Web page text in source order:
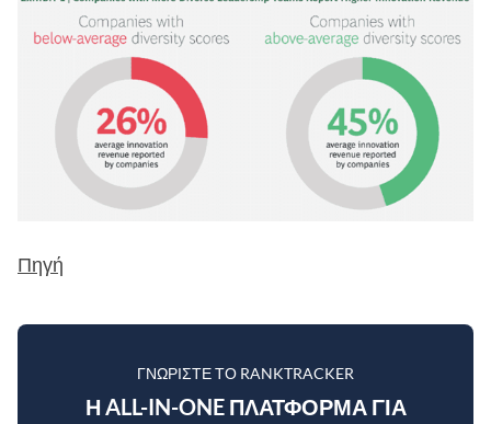
Πηγή
ΓΝΩΡΊΣΤΕ ΤΟ RANKTRACKER
Η ALL-IN-ONE ΠΛΑΤΦΌΡΜΑ ΓΙΑ